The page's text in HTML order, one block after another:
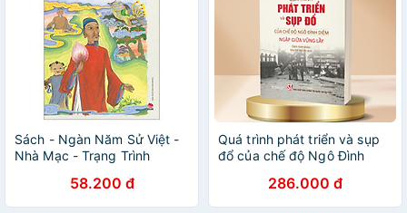
Sách - Ngàn Năm Sử Việt -
Nhà Mạc - Trạng Trình
58.200 đ
Quá trình phát triển và sụp
đổ của chế độ Ngô Đình
bản in 2025286.000 đ